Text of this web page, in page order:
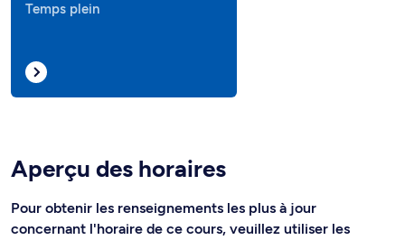
Temps plein
Aperçu des horaires
Pour obtenir les renseignements les plus à jour
concernant l'horaire de ce cours, veuillez utiliser les